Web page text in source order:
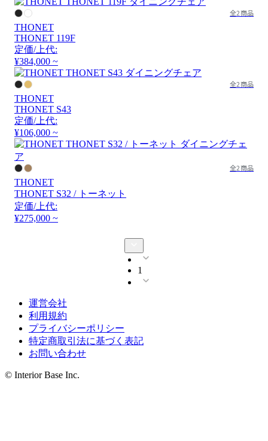
全2商品
THONET
THONET 119F
定価/上代:
¥384,000 ~
全2商品
THONET
THONET S43
定価/上代:
¥106,000 ~
全2商品
THONET
THONET S32 / トーネット
定価/上代:
¥275,000 ~
1
運営会社
利用規約
プライバシーポリシー
特定商取引法に基づく表記
お問い合わせ
© Interior Base Inc.